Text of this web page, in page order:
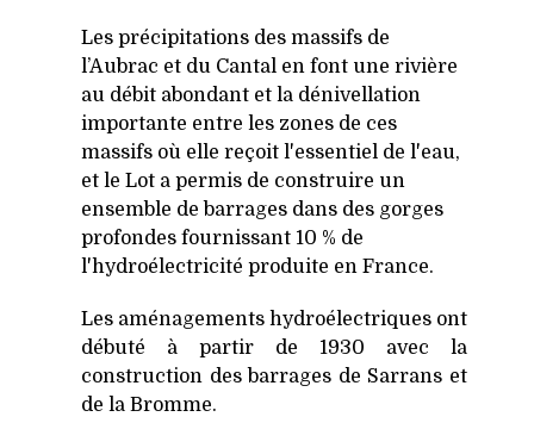
Les précipitations des massifs de
l’Aubrac et du Cantal en font une rivière
au débit abondant et la dénivellation
importante entre les zones de ces
massifs où elle reçoit l'essentiel de l'eau,
et le Lot a permis de construire un
ensemble de barrages dans des gorges
profondes fournissant 10 % de
l'hydroélectricité produite en France.
Les aménagements hydroélectriques ont
débuté à partir de 1930 avec la
construction des barrages de Sarrans et
de la Bromme.